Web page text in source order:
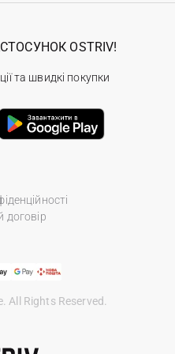
договір
All Rights Reserved.
OSTRIV!
та швидкі покупки